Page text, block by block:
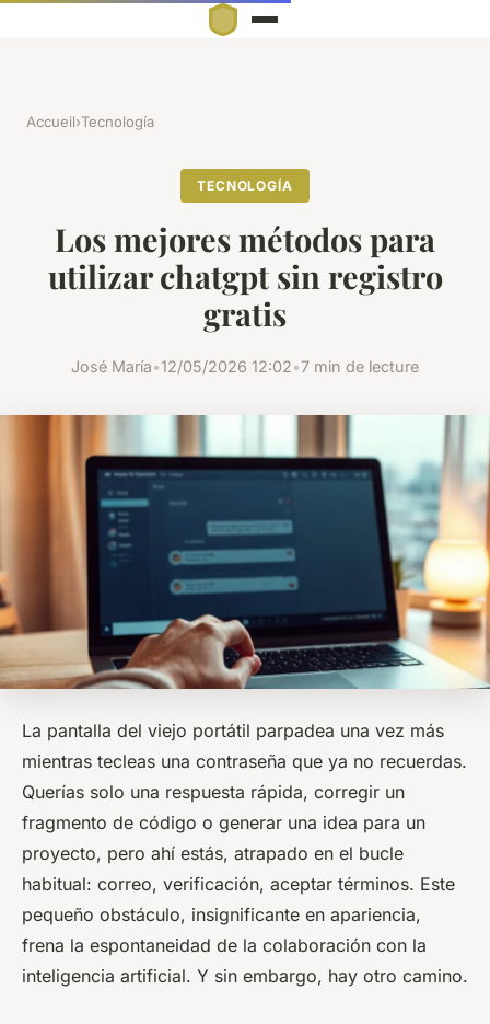
Accueil›Tecnología
TECNOLOGÍA
Los mejores métodos para
utilizar chatgpt sin registro
gratis
José María•12/05/2026 12:02•7 min de lecture
La pantalla del viejo portátil parpadea una vez más
mientras tecleas una contraseña que ya no recuerdas.
Querías solo una respuesta rápida, corregir un
fragmento de código o generar una idea para un
proyecto, pero ahí estás, atrapado en el bucle
habitual: correo, verificación, aceptar términos. Este
pequeño obstáculo, insignificante en apariencia,
frena la espontaneidad de la colaboración con la
inteligencia artificial. Y sin embargo, hay otro camino.